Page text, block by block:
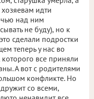
идти
над ним
не буду), но к
сделали подростки
теперь у нас во
все приняли
А вот с родителями
конфликте. Но
со всеми,